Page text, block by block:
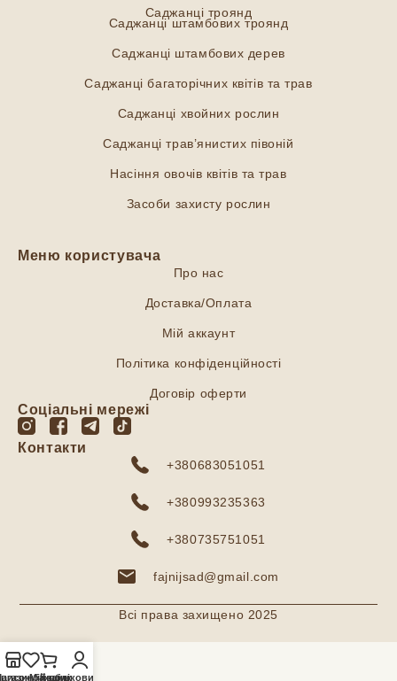
Саджанці троянд
Саджанці штамбових троянд
Саджанці штамбових дерев
Саджанці багаторічних квітів та трав
Саджанці хвойних рослин
Саджанці трав’янистих півоній
Насіння овочів квітів та трав
Засоби захисту рослин
Меню користувача
Про нас
Доставка/Оплата
Мій аккаунт
Політика конфіденційності
Договір оферти
Соціальні мережі
Контакти
+380683051051
+380993235363
+380735751051
fajnijsad@gmail.com
Всі права захищено 2025
бажань
Кошик
Мій обліковий запис